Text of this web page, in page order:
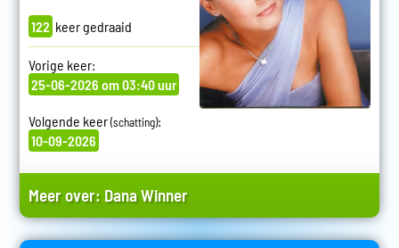
122 keer gedraaid
Vorige keer:
25-06-2026 om 03:40 uur
Volgende keer(schatting):
10-09-2026
Meer over: Dana Winner